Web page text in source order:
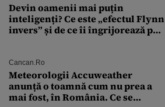
Devin oamenii mai puțin
inteligenți? Ce este „efectul Flynn
invers” și de ce îi îngrijorează pe
Cancan.ro
Meteorologii Accuweather
anunță o toamnă cum nu prea a
mai fost, în România. Ce se